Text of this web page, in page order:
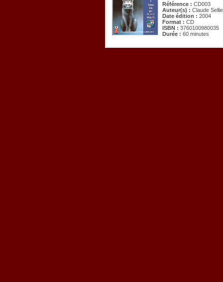
Référence : CD003
Auteur(s) : Claude
Date édition : 2004
Format : CD
ISBN : 3760100980035
Durée : 60 minutes